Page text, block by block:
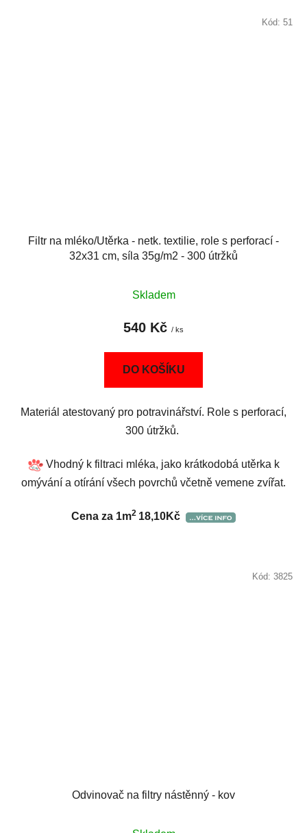
Filtr na mléko/Utěrka - netk. textilie, role s perforací -
32x31 cm, síla 35g/m2 - 300 útržků
Skladem
540 Kč / ks
DO KOŠÍKU
Materiál atestovaný pro potravinářství. Role s perforací,
300 útržků.
Vhodný k filtraci mléka, jako krátkodobá utěrka k
omývání a otírání všech povrchů včetně vemene zvířat.
Cena za 1m2 18,10Kč
Kód: 51
Odvinovač na filtry nástěnný - kov
Kód: 3825